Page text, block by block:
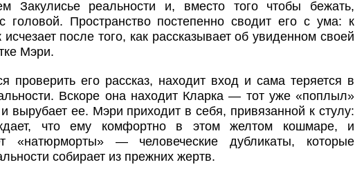
Закулисье реальности и, вместо того чтобы бежать,
головой. Пространство постепенно сводит его с ума: к
после того, как рассказывает об увиденном своей
Мэри.
проверить его рассказ, находит вход и сама теряется в
Вскоре она находит Кларка — тот уже «поплыл»
вырубает ее. Мэри приходит в себя, привязанной к стулу:
что ему комфортно в этом желтом кошмаре, и
«натюрморты» — человеческие дубликаты, которые
собирает из прежних жертв.